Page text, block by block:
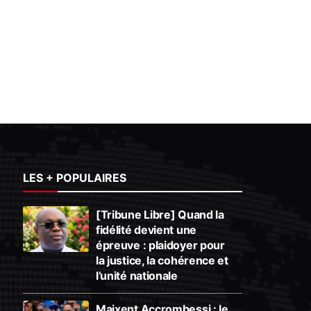
LES + POPULAIRES
[Tribune Libre] Quand la
fidélité devient une
épreuve : plaidoyer pour
la justice, la cohérence et
l’unité nationale